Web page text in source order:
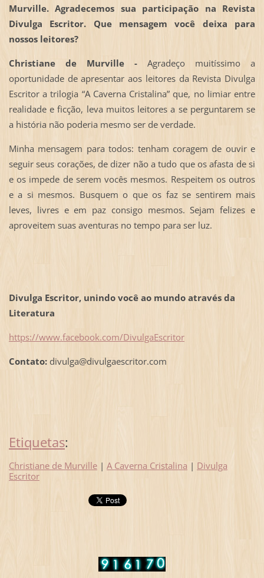
Murville. Agradecemos sua participação na Revista
Divulga Escritor. Que mensagem você deixa para
nossos leitores?
Christiane de Murville -Agradeço muitíssimo a
oportunidade de apresentar aos leitores da Revista Divulga
Escritor a trilogia “A Caverna Cristalina” que, no limiar entre
realidade e ficção, leva muitos leitores a se perguntarem se
a história não poderia mesmo ser de verdade.
Minha mensagem para todos: tenham coragem de ouvir e
seguir seus corações, de dizer não a tudo que os afasta de si
e os impede de serem vocês mesmos. Respeitem os outros
e a si mesmos. Busquem o que os faz se sentirem mais
leves, livres e em paz consigo mesmos. Sejam felizes e
aproveitem suas aventuras no tempo para ser luz.
Divulga Escritor, unindo você ao mundo através da
Literatura
https://www.facebook.com/DivulgaEscritor
Contato:divulga@divulgaescritor.com
Etiquetas:
Christiane de Murville | A Caverna Cristalina | Divulga
Escritor